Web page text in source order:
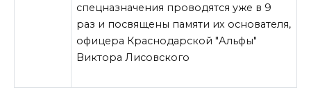
спецназначения проводятся уже в 9
раз и посвящены памяти их основателя,
офицера Краснодарской "Альфы"
Виктора Лисовского